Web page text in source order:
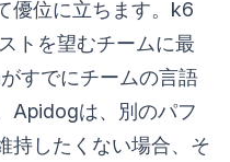
優位に立ちます。k6
トを望むチームに最
すでにチームの言語
Apidogは、別のパフ
持したくない場合、そ